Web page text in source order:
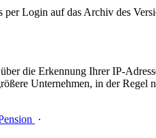
Login auf das Archiv des
die Erkennung Ihrer IP-
Unternehmen, in der Regel
·